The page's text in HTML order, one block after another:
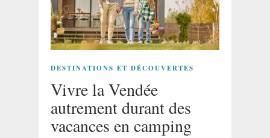
DESTINATIONS ET DÉCOUVERTES
Vivre la Vendée
autrement durant des
vacances en camping